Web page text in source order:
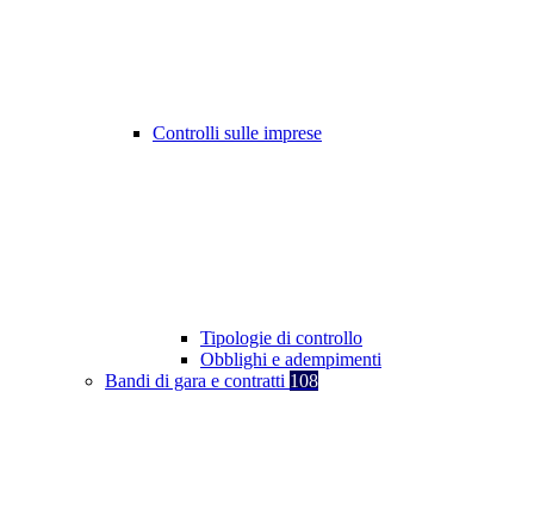
Controlli sulle imprese
Tipologie di controllo
Obblighi e adempimenti
Bandi di gara e contratti 108